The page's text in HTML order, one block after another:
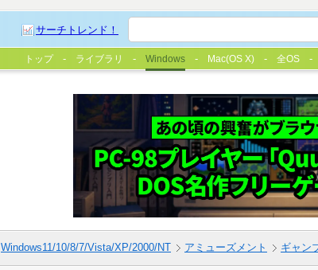
サーチトレンド！
トップ ライブラリ Windows Mac(OS X) 全OS
Windows11/10/8/7/Vista/XP/2000/NT アミューズメント ギャン